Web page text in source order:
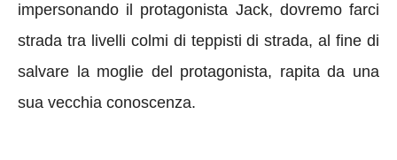
impersonando il protagonista Jack, dovremo farci
strada tra livelli colmi di teppisti di strada, al fine di
salvare la moglie del protagonista, rapita da una
sua vecchia conoscenza.